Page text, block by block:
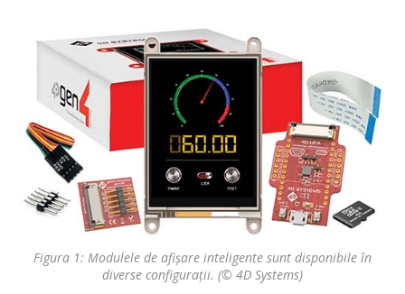
Figura 1: Modulele de afișare inteligente sunt disponibile în
diverse configurații. (© 4D Systems)